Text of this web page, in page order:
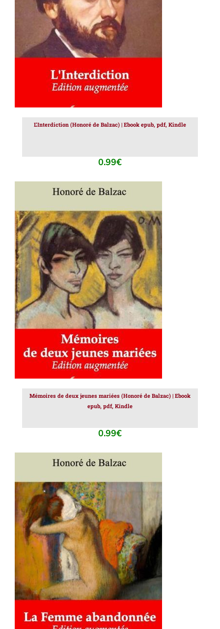
AJOUTER AU PANIER DÉTAILS
L’Interdiction (Honoré de Balzac) | Ebook epub, pdf, Kindle
0.99€
AJOUTER AU PANIER / DÉTAILS
Mémoires de deux jeunes mariées (Honoré de Balzac) | Ebook
epub, pdf, Kindle
0.99€
AJOUTER AU PANIER / DÉTAILS